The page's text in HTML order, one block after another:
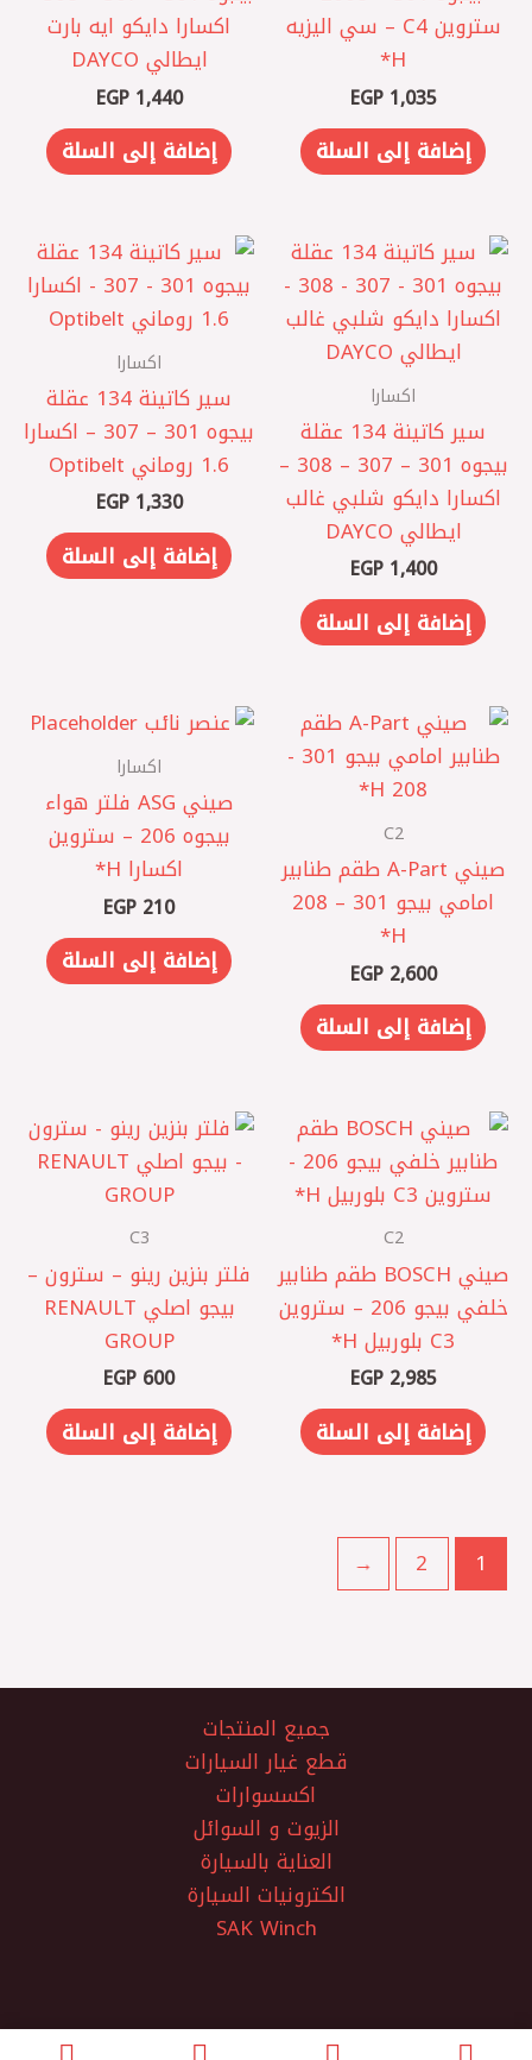
ستروين C4 – سي اليزيه
H*
EGP1,035
إضافة إلى السلة
اكسارا دايكو ايه بارت
ايطالي DAYCO
EGP1,440
إضافة إلى السلة
اكسارا
سير كاتينة 134 عقلة
بيجوه 301 – 307 – 308 –
اكسارا دايكو شلبي غالب
ايطالي DAYCO
EGP1,400
إضافة إلى السلة
اكسارا
سير كاتينة 134 عقلة
بيجوه 301 – 307 – اكسارا
1.6 روماني Optibelt
EGP1,330
إضافة إلى السلة
C2
صيني A-Part طقم طنابير
امامي بيجو 301 – 208
H*
EGP2,600
إضافة إلى السلة
اكسارا
صيني ASG فلتر هواء
بيجوه 206 – ستروين
اكسارا H*
EGP 210
إضافة إلى السلة
C2
صيني BOSCH طقم طنابير
خلفي بيجو 206 – ستروين
C3 بلوربيل H*
EGP2,985
إضافة إلى السلة
C3
فلتر بنزين رينو – سترون –
بيجو اصلي RENAULT
GROUP
EGP 600
إضافة إلى السلة
1
2
←
جميع المنتجات
قطع غيار السيارات
اكسسوارات
الزيوت و السوائل
العناية بالسيارة
الكترونيات السيارة
SAK Winch
الفتح لتجارة قطع غيار السيارات